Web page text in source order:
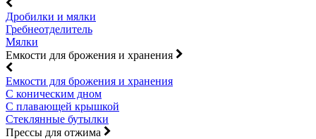
Дробилки и мялки
Гребнеотделитель
Мялки
Емкости для брожения и хранения
Емкости для брожения и хранения
С коническим дном
С плавающей крышкой
Стеклянные бутылки
Прессы для отжима